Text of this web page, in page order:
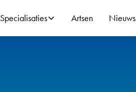
Specialisaties Artsen Nieuws